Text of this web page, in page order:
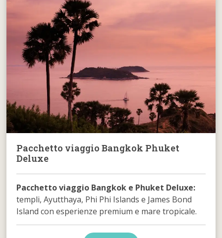
Pacchetto viaggio Bangkok Phuket
Deluxe
Pacchetto viaggio Bangkok e Phuket Deluxe:
templi, Ayutthaya, Phi Phi Islands e James Bond
Island con esperienze premium e mare tropicale.